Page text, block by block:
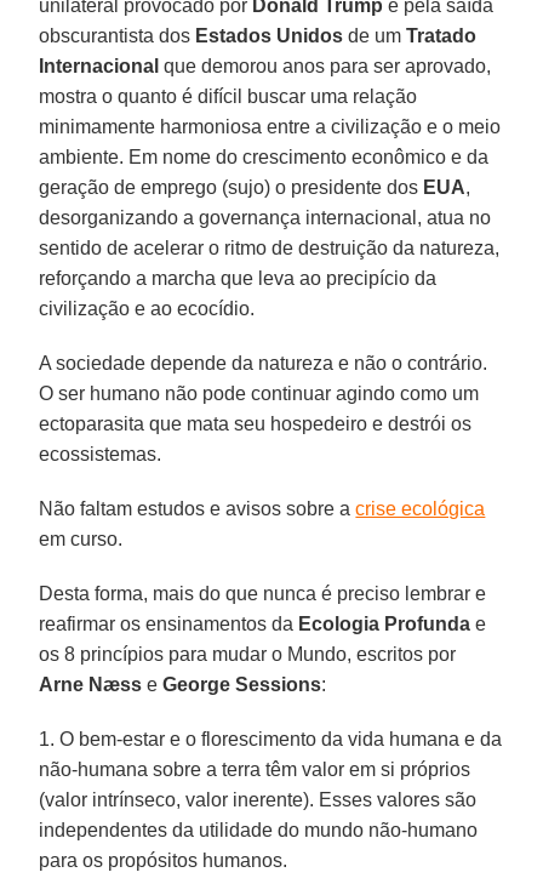
unilateral provocado por Donald Trump e pela saída
obscurantista dos Estados Unidos de umTratado
Internacional que demorou anos para ser aprovado,
mostra o quanto é difícil buscar uma relação
minimamente harmoniosa entre a civilização e o meio
ambiente. Em nome do crescimento econômico e da
geração de emprego (sujo) o presidente dos EUA,
desorganizando a governança internacional, atua no
sentido de acelerar o ritmo de destruição da natureza,
reforçando a marcha que leva ao precipício da
civilização e ao ecocídio.
A sociedade depende da natureza e não o contrário.
O ser humano não pode continuar agindo como um
ectoparasita que mata seu hospedeiro e destrói os
ecossistemas.
Não faltam estudos e avisos sobre acrise ecológica
em curso.
Desta forma, mais do que nunca é preciso lembrar e
reafirmar os ensinamentos da Ecologia Profunda e
os 8 princípios para mudar o Mundo, escritos por
Arne Næss eGeorge Sessions:
1. O bem-estar e o florescimento da vida humana e da
não-humana sobre a terra têm valor em si próprios
(valor intrínseco, valor inerente). Esses valores são
independentes da utilidade do mundo não-humano
para os propósitos humanos.